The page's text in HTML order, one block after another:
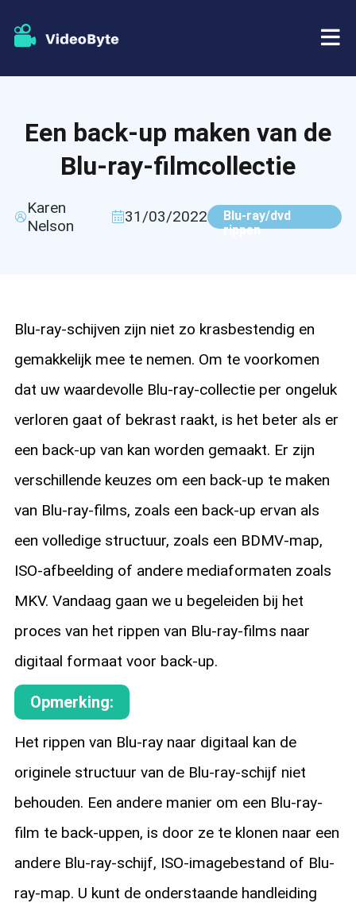
Blu-ray speler
Blu-ray-kopie
Winkel
Steun
Een back-up maken van de
Blu-ray-filmcollectie
Karen
Nelson
31/03/2022
Blu-ray/dvd
rippen
Blu-ray-schijven zijn niet zo krasbestendig en
gemakkelijk mee te nemen. Om te voorkomen
dat uw waardevolle Blu-ray-collectie per ongeluk
verloren gaat of bekrast raakt, is het beter als er
een back-up van kan worden gemaakt. Er zijn
verschillende keuzes om een back-up te maken
van Blu-ray-films, zoals een back-up ervan als
een volledige structuur, zoals een BDMV-map,
ISO-afbeelding of andere mediaformaten zoals
MKV. Vandaag gaan we u begeleiden bij het
proces van het rippen van Blu-ray-films naar
digitaal formaat voor back-up.
Opmerking:
Het rippen van Blu-ray naar digitaal kan de
originele structuur van de Blu-ray-schijf niet
behouden. Een andere manier om een Blu-ray-
film te back-uppen, is door ze te klonen naar een
andere Blu-ray-schijf, ISO-imagebestand of Blu-
ray-map. U kunt de onderstaande handleiding